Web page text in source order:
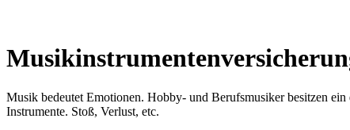
Musik bedeutet Emotionen. Hobby- und Berufsmusiker besitzen
Instrumente. Stoß, Verlust, etc.